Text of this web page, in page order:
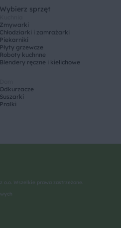
Wybierz sprzęt
Zmywarki
Chłodziarki i zamrażarki
Piekarniki
Płyty grzewcze
Roboty kuchnne
Blendery ręczne i kielichowe
Odkurzacze
Suszarki
Pralki
o.o. Wszelkie prawa zastrzeżone.